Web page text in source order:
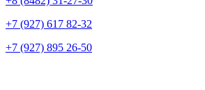
+7 (927) 617 82-32
+7 (927) 895 26-50